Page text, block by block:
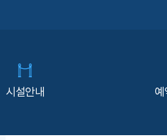
시설안내 예